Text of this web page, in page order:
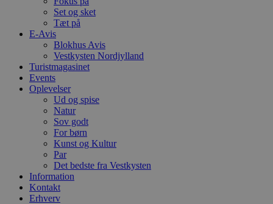
Set og sket
Tæt på
E-Avis
Blokhus Avis
Vestkysten Nordjylland
Turistmagasinet
Events
Oplevelser
Ud og spise
Natur
Sov godt
For børn
Kunst og Kultur
Par
Det bedste fra Vestkysten
Information
Kontakt
Erhverv